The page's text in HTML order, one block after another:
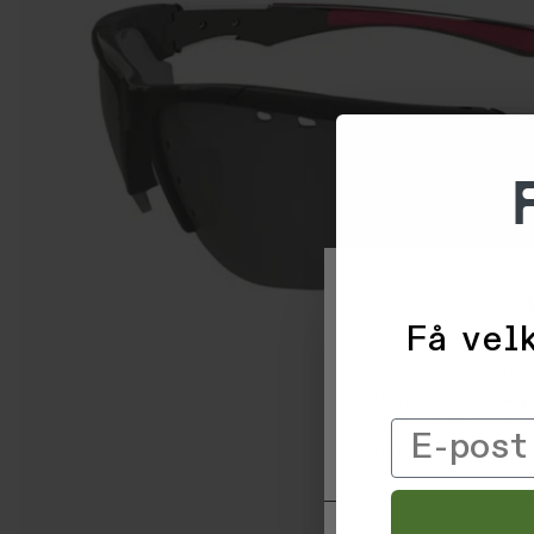
Vi og våre
trykke 'Godta',
til ved å klikke på
Få
Email